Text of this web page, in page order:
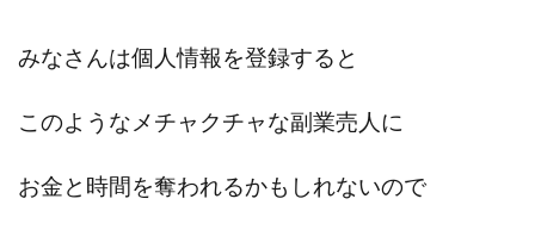
みなさんは個人情報を登録すると
このようなメチャクチャな副業売人に
お金と時間を奪われるかもしれないので